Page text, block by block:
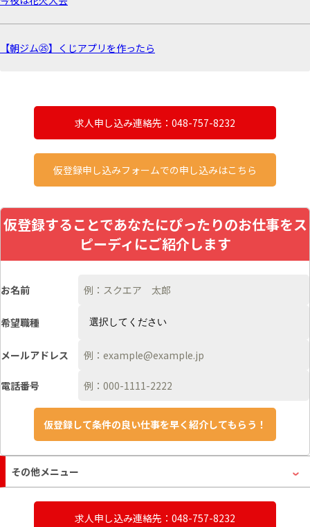
【朝ジム㉕】くじアプリを作ったら
求人申し込み連絡先：048-757-8232
仮登録申し込みフォームでの申し込みはこちら
仮登録することであなたにぴったりのお仕事をス
ピーディにご紹介します
お名前
希望職種
メールアドレス
電話番号
その他メニュー
求人申し込み連絡先：048-757-8232